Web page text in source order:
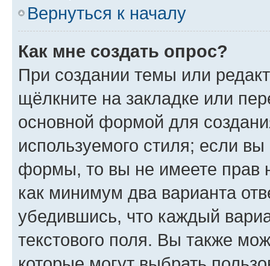
Вернуться к началу
Как мне создать опрос?
При создании темы или
щёлкните на закладке или
основной формой для
используемого стиля; если
формы, то вы не имеете прав
как минимум два варианта
убедившись, что каждый
текстового поля. Вы также